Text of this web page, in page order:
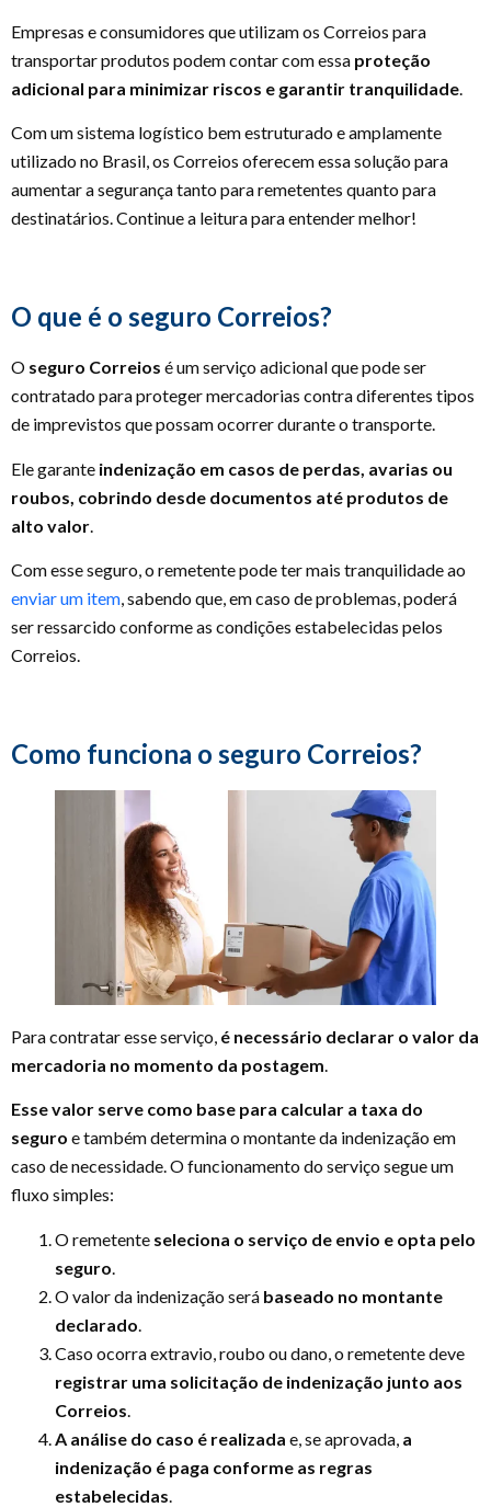
Empresas e consumidores que utilizam os Correios para
transportar produtos podem contar com essa proteção
adicional para minimizar riscos e garantir tranquilidade
Com um sistema logístico bem estruturado e amplamente
utilizado no Brasil, os Correios oferecem essa solução para
aumentar a segurança tanto para remetentes quanto para
destinatários. Continue a leitura para entender melhor!
O que é o seguro Correios?
O seguro Correios é um serviço adicional que pode ser
contratado para proteger mercadorias contra diferentes tipos
de imprevistos que possam ocorrer durante o transporte.
Ele garante indenização em casos de perdas, avarias ou
roubos, cobrindo desde documentos até produtos de
alto valor
Com esse seguro, o remetente pode ter mais tranquilidade ao
enviar um item, sabendo que, em caso de problemas, poderá
ser ressarcido conforme as condições estabelecidas pelos
Correios.
Como funciona o seguro Correios?
Para contratar esse serviço, é necessário declarar o valor da
mercadoria no momento da postagem.
Esse valor serve como base para calcular a taxa do
seguro e também determina o montante da indenização em
caso de necessidade. O funcionamento do serviço segue um
fluxo simples:
O remetente seleciona o serviço de envio e opta pelo
seguro
O valor da indenização será baseado no montante
declarado
Caso ocorra extravio, roubo ou dano, o remetente deve
registrar uma solicitação de indenização junto aos
Correios
A análise do caso é realizada e, se aprovada, a
indenização é paga conforme as regras
estabelecidas